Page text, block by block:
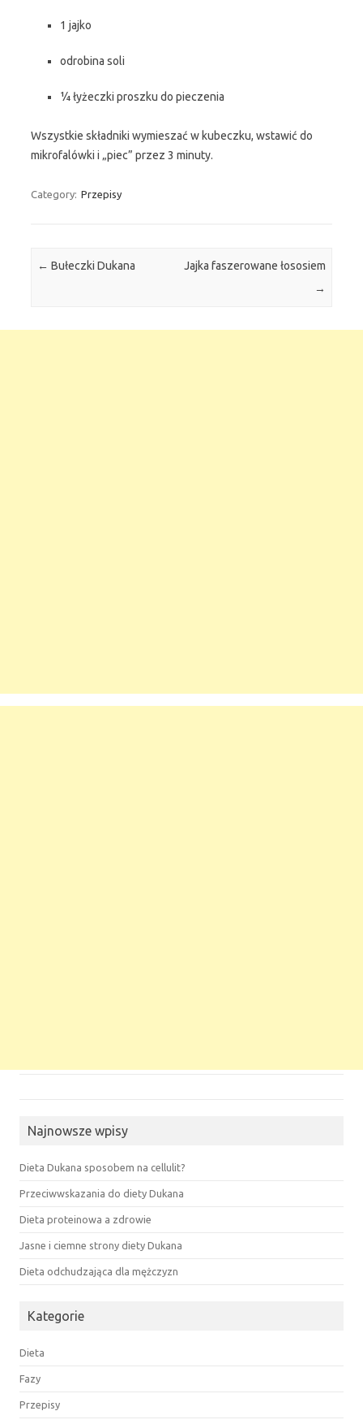
1 jajko
odrobina soli
¼ łyżeczki proszku do pieczenia
Wszystkie składniki wymieszać w kubeczku, wstawić do
mikrofalówki i „piec” przez 3 minuty.
Category: Przepisy
Post navigation
← Bułeczki Dukana
Jajka faszerowane łososiem
→
Najnowsze wpisy
Dieta Dukana sposobem na cellulit?
Przeciwwskazania do diety Dukana
Dieta proteinowa a zdrowie
Jasne i ciemne strony diety Dukana
Dieta odchudzająca dla mężczyzn
Kategorie
Dieta
Fazy
Przepisy